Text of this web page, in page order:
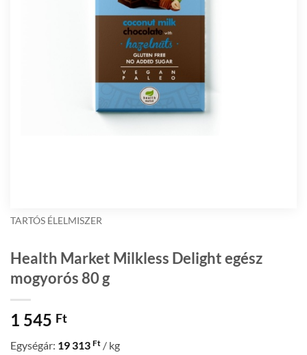
TARTÓS ÉLELMISZER
Health Market Milkless Delight egész
mogyorós 80 g
1 545 Ft
Egységár: 19 313 Ft / kg